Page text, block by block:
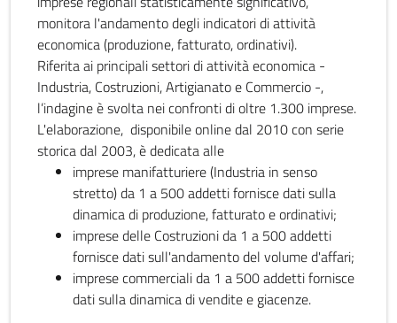
monitora l'andamento degli indicatori di attività
economica (produzione, fatturato, ordinativi).
Riferita ai principali settori di attività economica -
Industria, Costruzioni, Artigianato e Commercio -,
l’indagine è svolta nei confronti di oltre 1.300 imprese.
L'elaborazione, disponibile online dal 2010 con serie
storica dal 2003, è dedicata alle
imprese manifatturiere (Industria in senso
stretto) da 1 a 500 addetti fornisce dati sulla
dinamica di produzione, fatturato e ordinativi;
imprese delle Costruzioni da 1 a 500 addetti
fornisce dati sull'andamento del volume d'affari;
imprese commerciali da 1 a 500 addetti fornisce
dati sulla dinamica di vendite e giacenze.